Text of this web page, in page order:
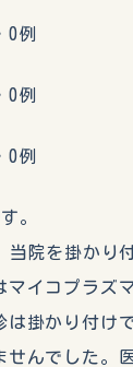
0例
0例
0例
。
当院を掛かり
イコプラズ
掛かり付け
んでした。